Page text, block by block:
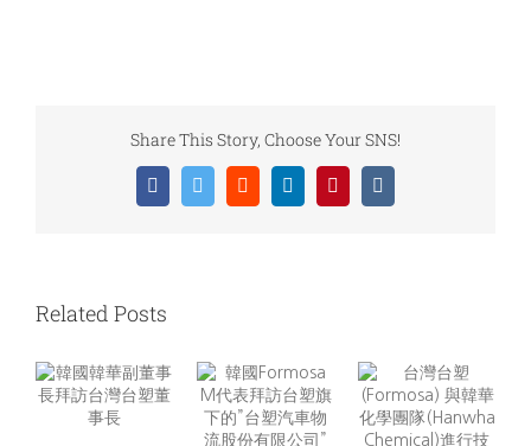
Share This Story, Choose Your SNS!
FacebookTwitterRedditLinkedInPinterestVk
Related Posts